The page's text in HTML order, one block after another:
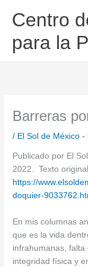
Centro
para la
Barreras
/ El Sol de México
Publicado por El
2022. Texto
https://
doquier-
En mis columnas
que es la vida
infrahumanas,
integridad física y